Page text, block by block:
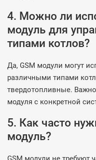
4. Можно ли
модуль для
типами котлов?
Да, GSM модули могут
различными типами
твердотопливные.
модуля с конкретной
5. Как часто
модуль?